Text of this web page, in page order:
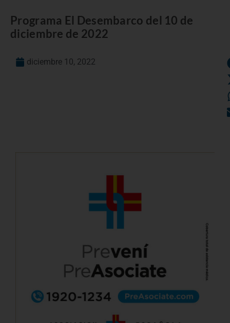
Programa El Desembarco del 10 de
diciembre de 2022
diciembre 10, 2022